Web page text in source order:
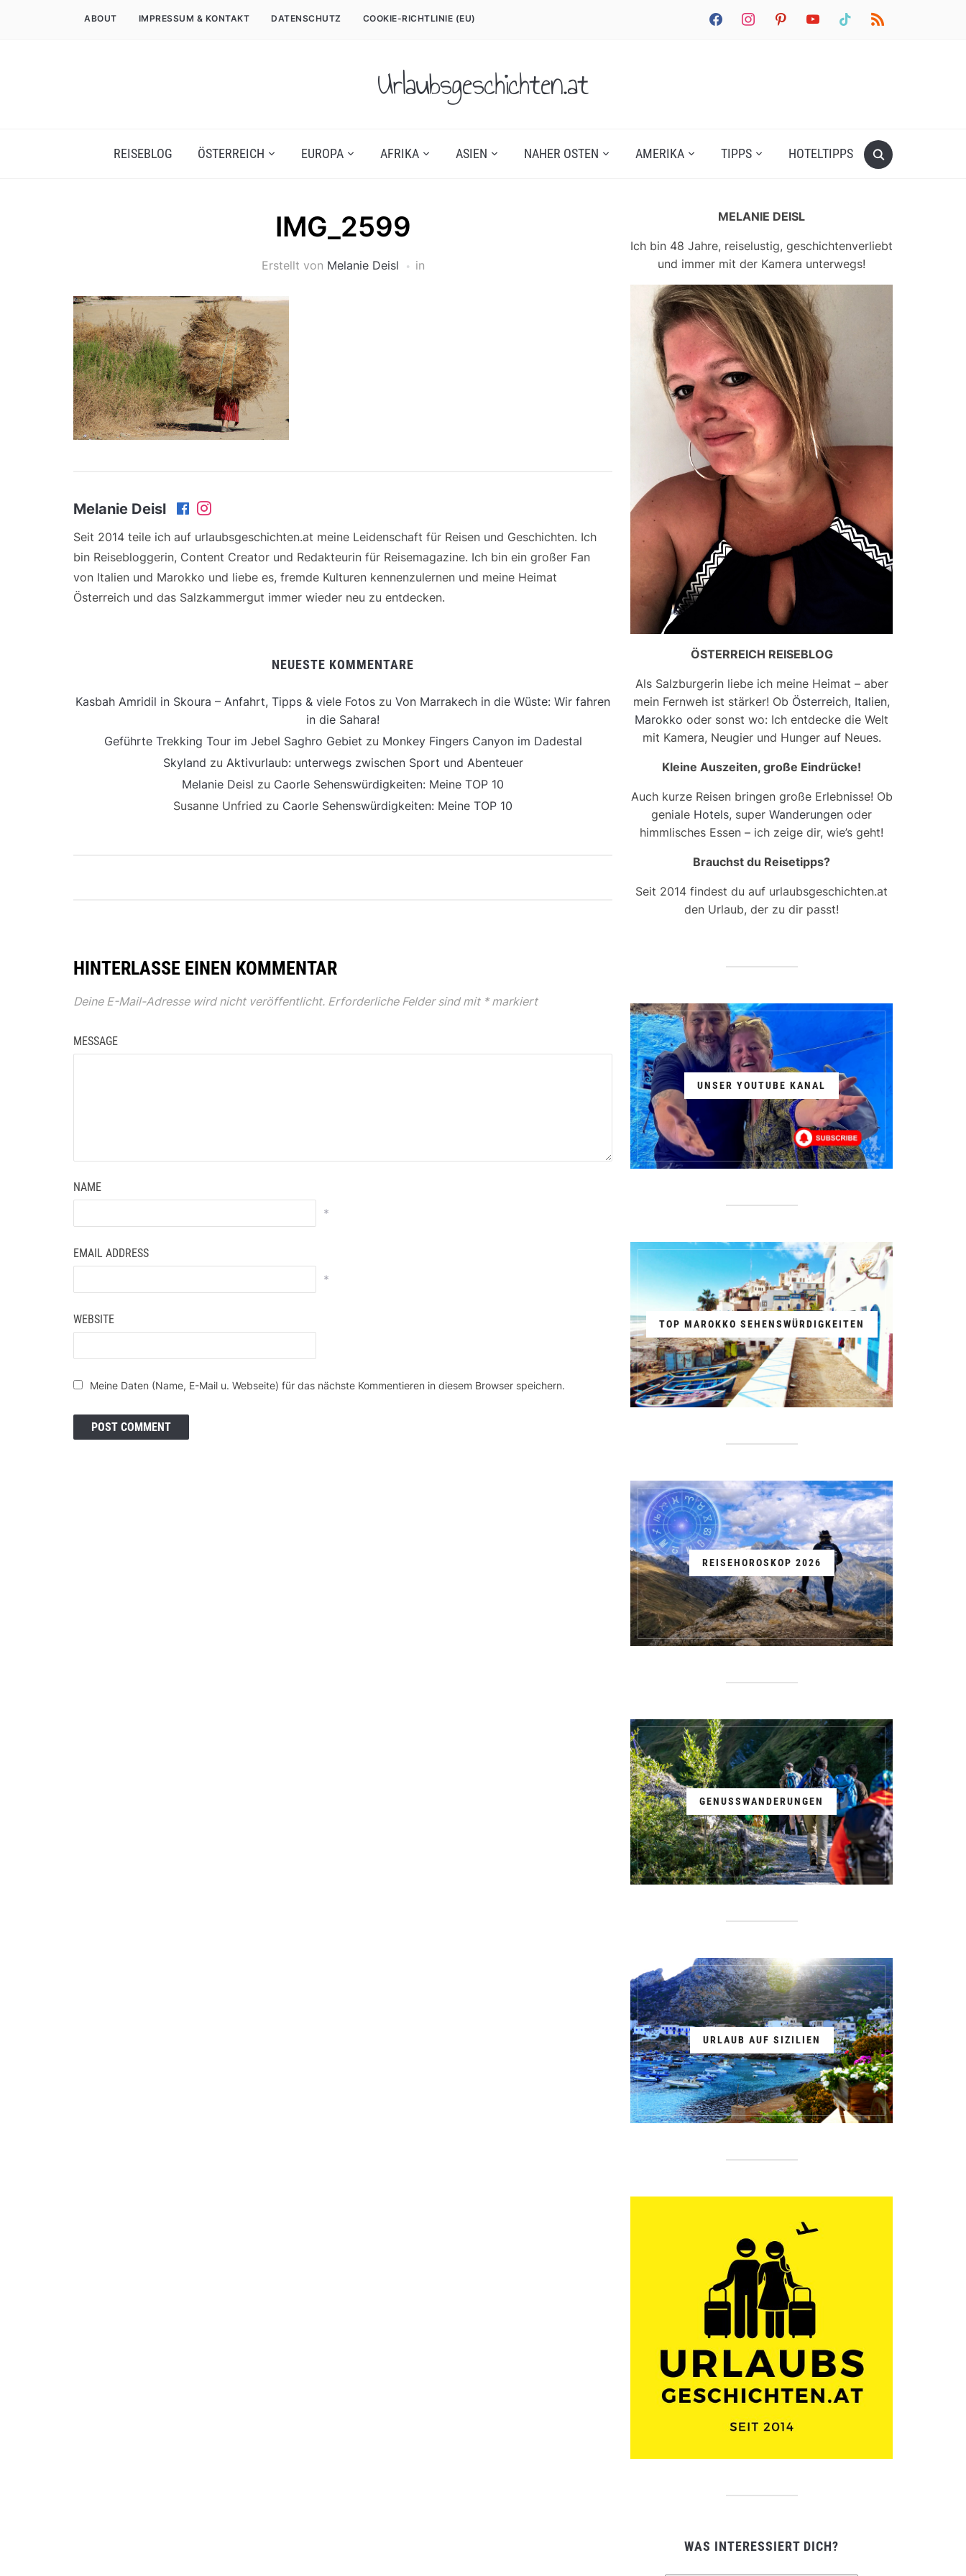
facebookinstagrampinterestyoutube tiktok rss
ABOUT IMPRESSUM & KONTAKT DATENSCHUTZ COOKIE-RICHTLINIE (EU)
Urlaubsgeschichten.at
REISEBLOG ÖSTERREICH EUROPA AFRIKA ASIEN NAHER OSTEN AMERIKA TIPPS HOTELTIPPS
IMG_2599
Erstellt von Melanie Deisl in
Melanie Deisl
Seit 2014 teile ich auf urlaubsgeschichten.at meine Leidenschaft für Reisen und Geschichten. Ich
bin Reisebloggerin, Content Creator und Redakteurin für Reisemagazine. Ich bin ein großer Fan
von Italien und Marokko und liebe es, fremde Kulturen kennenzulernen und meine Heimat
Österreich und das Salzkammergut immer wieder neu zu entdecken.
NEUESTE KOMMENTARE
Kasbah Amridil in Skoura – Anfahrt, Tipps & viele Fotos zu Von Marrakech in die Wüste: Wir fahren
in die Sahara!
Geführte Trekking Tour im Jebel Saghro Gebiet zu Monkey Fingers Canyon im Dadestal
Skyland zu Aktivurlaub: unterwegs zwischen Sport und Abenteuer
Melanie Deisl zu Caorle Sehenswürdigkeiten: Meine TOP 10
Susanne Unfried zu Caorle Sehenswürdigkeiten: Meine TOP 10
HINTERLASSE EINEN KOMMENTAR
Deine E-Mail-Adresse wird nicht veröffentlicht. Erforderliche Felder sind mit *markiert
MESSAGE
NAME
*
EMAIL ADDRESS
*
WEBSITE
Meine Daten (Name, E-Mail u. Webseite) für das nächste Kommentieren in diesem Browser speichern.
MELANIE DEISL
Ich bin 48 Jahre, reiselustig, geschichtenverliebt
und immer mit der Kamera unterwegs!
ÖSTERREICH REISEBLOG
Als Salzburgerin liebe ich meine Heimat – aber
mein Fernweh ist stärker! Ob Österreich, Italien,
Marokko oder sonst wo: Ich entdecke die Welt
mit Kamera, Neugier und Hunger auf Neues.
Kleine Auszeiten, große Eindrücke!
Auch kurze Reisen bringen große Erlebnisse! Ob
geniale Hotels, super Wanderungen oder
himmlisches Essen – ich zeige dir, wie’s geht!
Brauchst du Reisetipps?
Seit 2014 findest du auf urlaubsgeschichten.at
den Urlaub, der zu dir passt!
UNSER YOUTUBE KANAL
TOP MAROKKO SEHENSWÜRDIGKEITEN
REISEHOROSKOP 2026
GENUSSWANDERUNGEN
URLAUB AUF SIZILIEN
WAS INTERESSIERT DICH?